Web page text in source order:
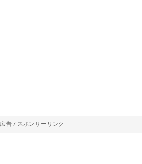
広告 / スポンサーリンク